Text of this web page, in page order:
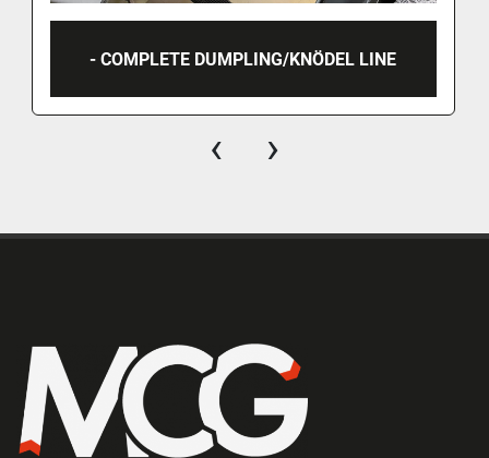
- COMPLETE DUMPLING/KNÖDEL LINE
‹ ›